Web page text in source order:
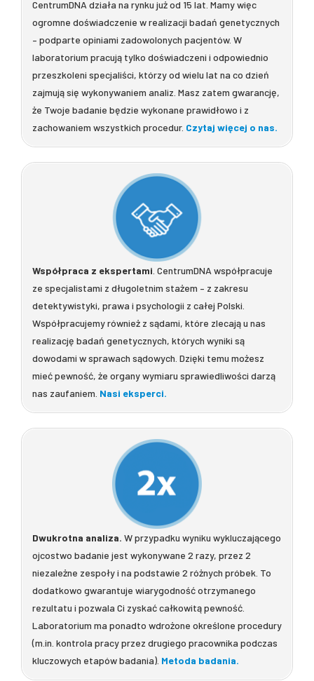
CentrumDNA działa na rynku już od 15 lat. Mamy więc
ogromne doświadczenie w realizacji badań genetycznych
– podparte opiniami zadowolonych pacjentów. W
laboratorium pracują tylko doświadczeni i odpowiednio
przeszkoleni specjaliści, którzy od wielu lat na co dzień
zajmują się wykonywaniem analiz. Masz zatem gwarancję,
że Twoje badanie będzie wykonane prawidłowo i z
zachowaniem wszystkich procedur. Czytaj więcej o nas.
Współpraca z ekspertami. CentrumDNA współpracuje
ze specjalistami z długoletnim stażem – z zakresu
detektywistyki, prawa i psychologii z całej Polski.
Współpracujemy również z sądami, które zlecają u nas
realizację badań genetycznych, których wyniki są
dowodami w sprawach sądowych. Dzięki temu możesz
mieć pewność, że organy wymiaru sprawiedliwości darzą
nas zaufaniem. Nasi eksperci.
Dwukrotna analiza. W przypadku wyniku wykluczającego
ojcostwo badanie jest wykonywane 2 razy, przez 2
niezależne zespoły i na podstawie 2 różnych próbek. To
dodatkowo gwarantuje wiarygodność otrzymanego
rezultatu i pozwala Ci zyskać całkowitą pewność.
Laboratorium ma ponadto wdrożone określone procedury
(m.in. kontrola pracy przez drugiego pracownika podczas
kluczowych etapów badania). Metoda badania.